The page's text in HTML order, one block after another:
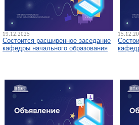
19.12.2025
Состоится расширенное заседание
кафедры начального образования